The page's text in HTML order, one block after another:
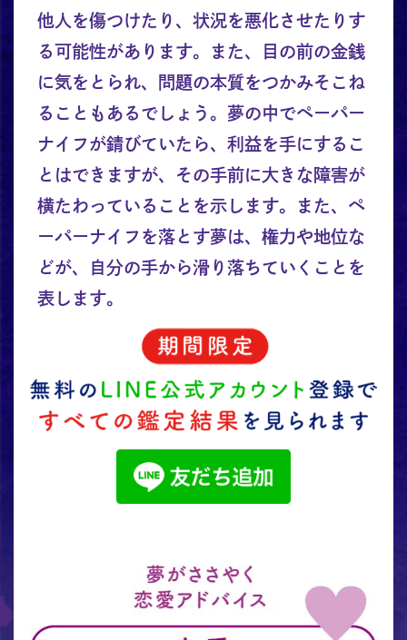
他人を傷つけたり、状況を悪化させたりす
る可能性があります。また、目の前の金銭
に気をとられ、問題の本質をつかみそこね
ることもあるでしょう。夢の中でペーパー
ナイフが錆びていたら、利益を手にするこ
とはできますが、その手前に大きな障害が
横たわっていることを示します。また、ペ
ーパーナイフを落とす夢は、権力や地位な
どが、自分の手から滑り落ちていくことを
表します。